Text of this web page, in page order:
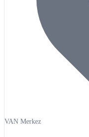
VAN Merkez